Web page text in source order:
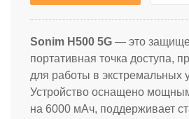
Sonim H500 5G — это
портативная точка доступа,
для работы в экстремальных
Устройство оснащено
на 6000 мАч, поддерживает